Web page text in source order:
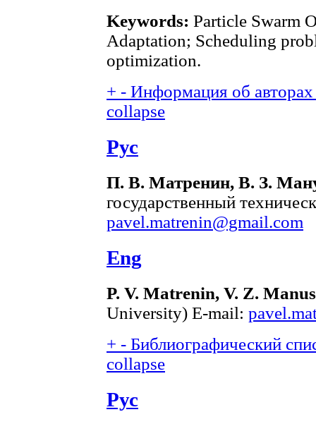
Keywords: Particle Swarm
Adaptation; Scheduling
optimization.
+ - Информация об
collapse
Рус
П. В. Матренин, В. З.
государственный
pavel.matrenin@gmail.com
Eng
P. V. Matrenin, V. Z.
University) E-mail:
+ - Библиографический
collapse
Рус